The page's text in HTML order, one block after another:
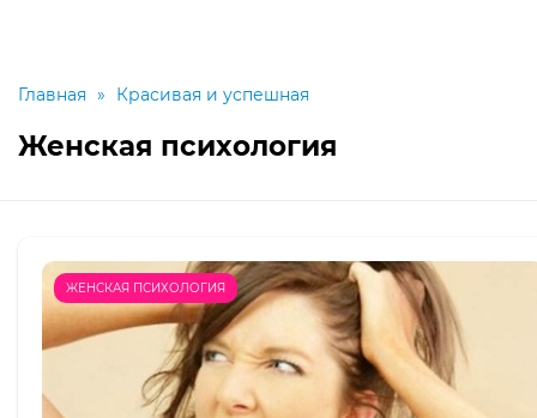
Главная » Красивая и успешная
Женская психология
ЖЕНСКАЯ ПСИХОЛОГИЯ